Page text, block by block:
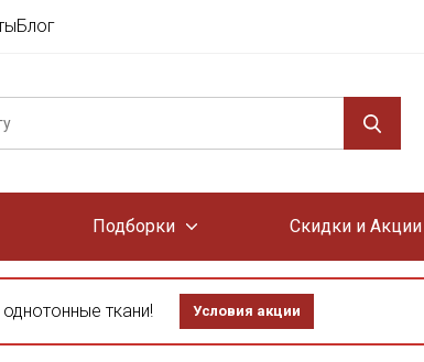
Блог
Подборки Скидки и Акции
ткани! Условия акции